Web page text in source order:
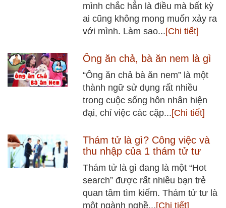
mình chắc hẳn là điều mà bất kỳ
ai cũng không mong muốn xảy ra
với mình. Làm sao...[Chi tiết]
Ông ăn chả, bà ăn nem là gì
“Ông ăn chả bà ăn nem” là một
thành ngữ sử dụng rất nhiều
trong cuộc sống hôn nhân hiện
đại, chỉ việc các cặp...[Chi tiết]
Thám tử là gì? Công việc và
thu nhập của 1 thám tử tư
Thám tử là gì đang là một “Hot
search” được rất nhiều bạn trẻ
quan tâm tìm kiếm. Thám tử tư là
một ngành nghề...[Chi tiết]